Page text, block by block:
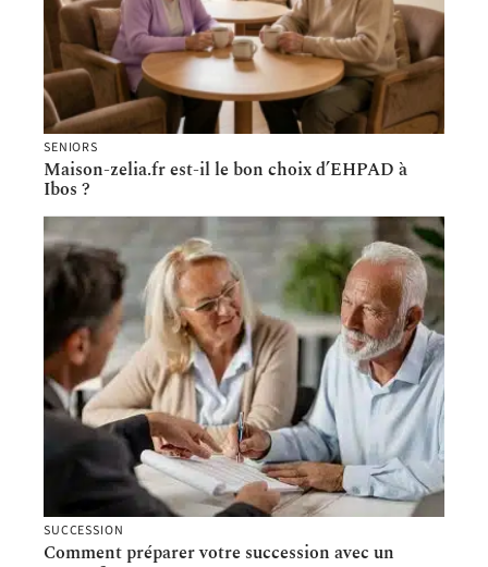
SENIORS
Maison-zelia.fr est-il le bon choix d’EHPAD à
Ibos ?
SUCCESSION
Comment préparer votre succession avec un